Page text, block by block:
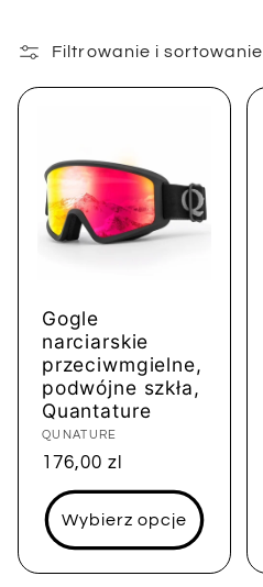
Filtrowanie i sortowanie
Gogle
narciarskie
przeciwmgielne,
podwójne szkła,
Quantature
Dostawca:
QUNATURE
Cena
regularna
176,00 zl
Wybierz opcje